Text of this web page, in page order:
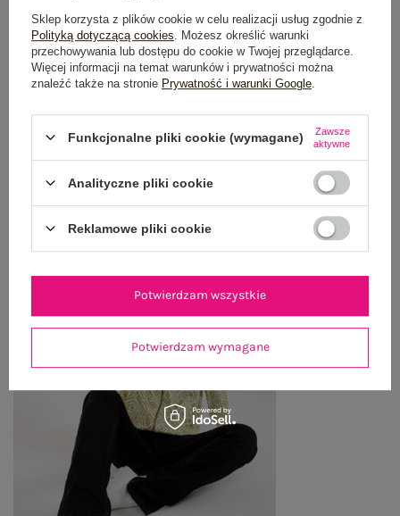
GŁÓWNE PARAMETRY
OPINIE O PRODUKCIE (0)
ZWROTY I REKLAMACJE
OSTATNIO OGLĄDANE
Zobacz wszystko
Sklep korzysta z plików cookie w celu realizacji usług zgodnie z
Polityką dotyczącą cookies . Możesz określić warunki
przechowywania lub dostępu do cookie w Twojej przeglądarce.
Więcej informacji na temat warunków i prywatności można
znaleźć także na stronie Prywatność i warunki Google
Funkcjonalne pliki cookie (wymagane)
Zawsze
aktywne
Analityczne pliki cookie
Reklamowe pliki cookie
Potwierdzam wymagane
Potwierdzam wszystkie